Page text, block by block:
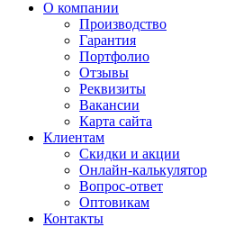
О компании
Производство
Гарантия
Портфолио
Отзывы
Реквизиты
Вакансии
Карта сайта
Клиентам
Скидки и акции
Онлайн-калькулятор
Вопрос-ответ
Оптовикам
Контакты